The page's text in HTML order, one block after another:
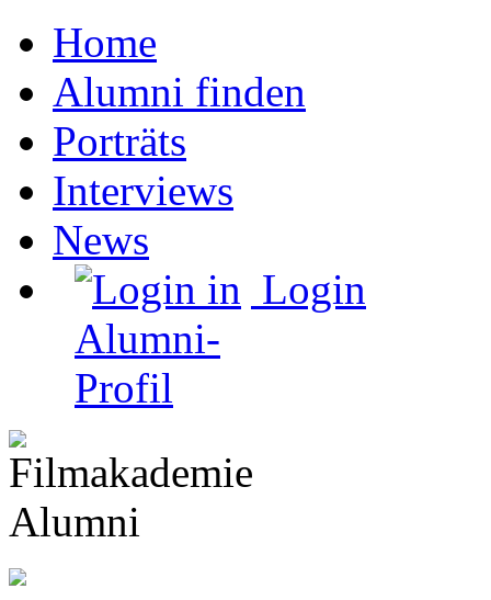
Home
Alumni finden
Porträts
Interviews
News
Login